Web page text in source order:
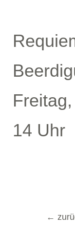
14 Uhr
←